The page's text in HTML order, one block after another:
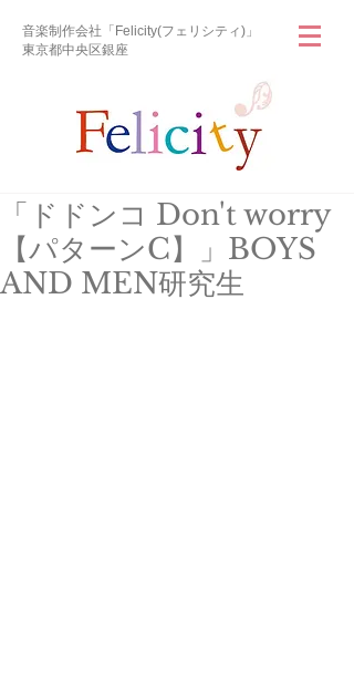
音楽制作会社「Felicity(フェリシティ)」
東京都中央区銀座
「ドドンコ Don't worry
【パターンC】」BOYS
AND MEN研究生